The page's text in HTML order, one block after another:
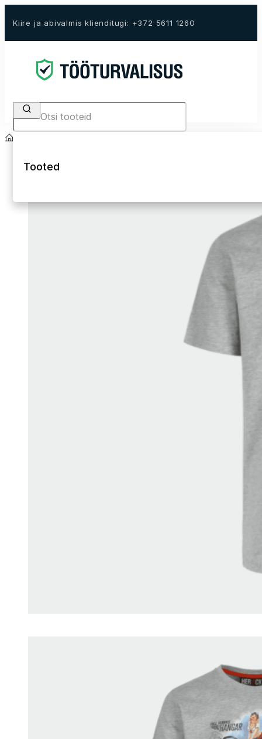
Kiire ja abivalmis klienditugi: +372 5611 1260
Search
Tooted
Avaleht